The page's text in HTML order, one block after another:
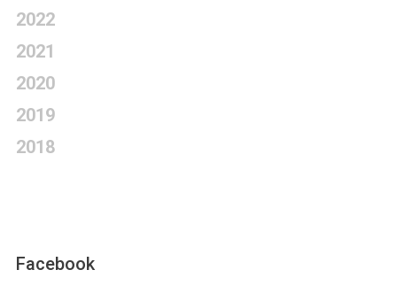
2022
2021
2020
2019
2018
Facebook